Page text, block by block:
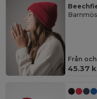
Från
45.37